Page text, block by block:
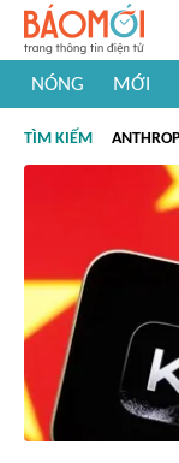
NÓNG MỚI
#Khám phá thế giới
TÌM KIẾM